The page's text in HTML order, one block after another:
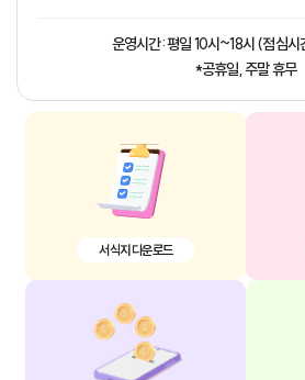
운영시간: 평일 10시~18시 (점심시
*공휴일, 주말 휴무
서식지 다운로드